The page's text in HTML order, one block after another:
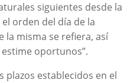
siguientes desde la
orden del día de la
la misma se refiera, así
oportunos”.
plazos establecidos en el